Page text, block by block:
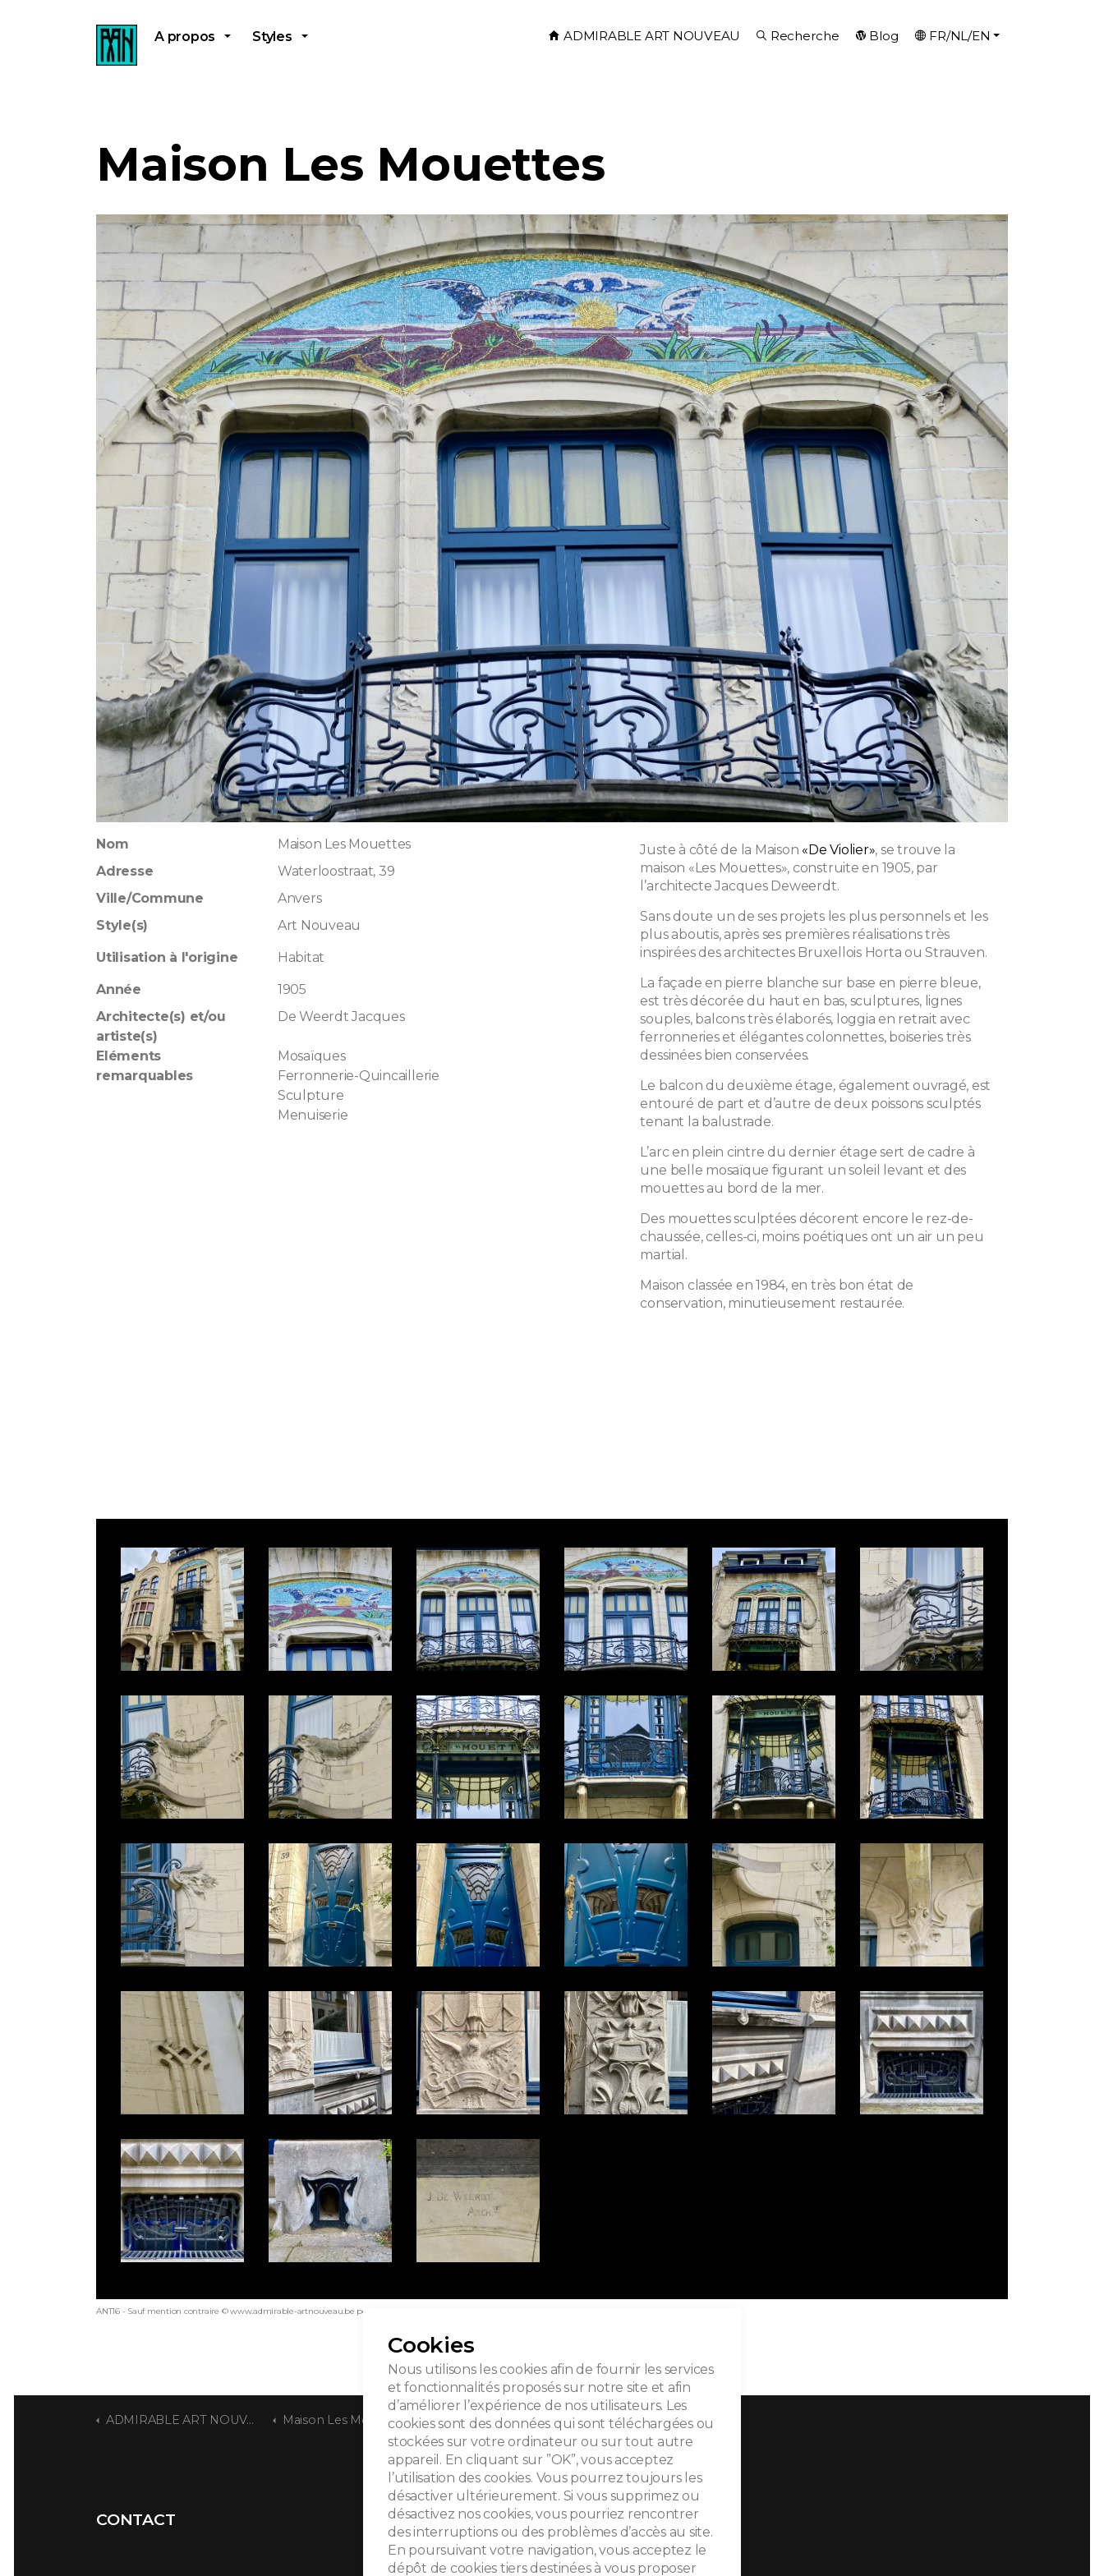
A propos Styles ADMIRABLE ART NOUVEAU Recherche Blog FR/NL/EN
Maison Les Mouettes
Nom
Maison Les Mouettes
Adresse
Waterloostraat, 39
Ville/Commune
Anvers
Style(s)
Art Nouveau
Utilisation à l'origine Habitat
Année
1905
Architecte(s) et/ou
artiste(s)
De Weerdt Jacques
Eléments
remarquables
Mosaïques
Ferronnerie-Quincaillerie
Sculpture
Menuiserie
Juste à côté de la Maison «De Violier», se trouve la
maison «Les Mouettes», construite en 1905, par
l’architecte Jacques Deweerdt.
Sans doute un de ses projets les plus personnels et les
plus aboutis, après ses premières réalisations très
inspirées des architectes Bruxellois Horta ou Strauven.
La façade en pierre blanche sur base en pierre bleue,
est très décorée du haut en bas, sculptures, lignes
souples, balcons très élaborés, loggia en retrait avec
ferronneries et élégantes colonnettes, boiseries très
dessinées bien conservées.
Le balcon du deuxième étage, également ouvragé, est
entouré de part et d’autre de deux poissons sculptés
tenant la balustrade.
L’arc en plein cintre du dernier étage sert de cadre à
une belle mosaïque figurant un soleil levant et des
mouettes au bord de la mer.
Des mouettes sculptées décorent encore le rez-de-
chaussée, celles-ci, moins poétiques ont un air un peu
martial.
Maison classée en 1984, en très bon état de
conservation, minutieusement restaurée.
ANT16 - Sauf mention contraire © www.admirable-artnouveau.be pour toutes les photos
ADMIRABLE ART NOUVEAU Maison Les Mouettes
CONTACT
Cookies
Nous utilisons les cookies afin de fournir les services
et fonctionnalités proposés sur notre site et afin
d’améliorer l’expérience de nos utilisateurs. Les
cookies sont des données qui sont téléchargées ou
stockées sur votre ordinateur ou sur tout autre
appareil. En cliquant sur ”OK”, vous acceptez
l’utilisation des cookies. Vous pourrez toujours les
désactiver ultérieurement. Si vous supprimez ou
désactivez nos cookies, vous pourriez rencontrer
des interruptions ou des problèmes d’accès au site.
En poursuivant votre navigation, vous acceptez le
dépôt de cookies tiers destinées à vous proposer